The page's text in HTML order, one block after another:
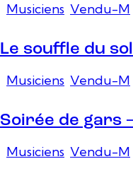
Musiciens Vendu-M
Le souffle du
Musiciens Vendu-M
Soirée de gars
Musiciens Vendu-M